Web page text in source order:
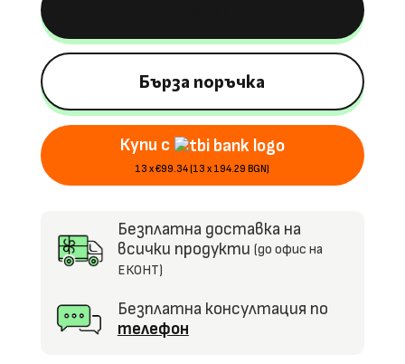
Мотор
IMMORTAL,
110
cм3
двигател,
Едноместно,
Дискови
спирачки,
Бърза поръчка
Купи с
13 x €99.34 (13 x 194.29 BGN)
Безплатна доставка на
всички продукти (до офис на
ЕКОНТ)
Безплатна консултация по
телефон